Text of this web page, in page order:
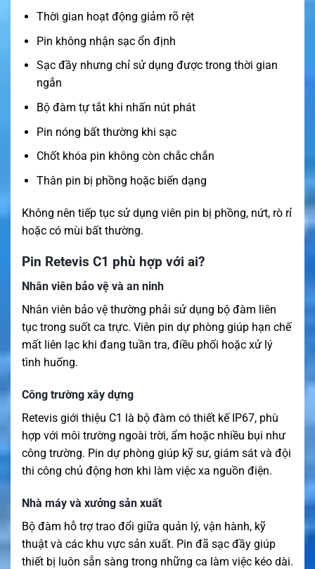
Thời gian hoạt động giảm rõ rệt
Pin không nhận sạc ổn định
Sạc đầy nhưng chỉ sử dụng được trong thời gian
ngắn
Bộ đàm tự tắt khi nhấn nút phát
Pin nóng bất thường khi sạc
Chốt khóa pin không còn chắc chắn
Thân pin bị phồng hoặc biến dạng
Không nên tiếp tục sử dụng viên pin bị phồng, nứt, rò rỉ
hoặc có mùi bất thường.
Pin Retevis C1 phù hợp với ai?
Nhân viên bảo vệ và an ninh
Nhân viên bảo vệ thường phải sử dụng bộ đàm liên
tục trong suốt ca trực. Viên pin dự phòng giúp hạn chế
mất liên lạc khi đang tuần tra, điều phối hoặc xử lý
tình huống.
Công trường xây dựng
Retevis giới thiệu C1 là bộ đàm có thiết kế IP67, phù
hợp với môi trường ngoài trời, ẩm hoặc nhiều bụi như
công trường. Pin dự phòng giúp kỹ sư, giám sát và đội
thi công chủ động hơn khi làm việc xa nguồn điện.
Nhà máy và xưởng sản xuất
Bộ đàm hỗ trợ trao đổi giữa quản lý, vận hành, kỹ
thuật và các khu vực sản xuất. Pin đã sạc đầy giúp
thiết bị luôn sẵn sàng trong những ca làm việc kéo dài.